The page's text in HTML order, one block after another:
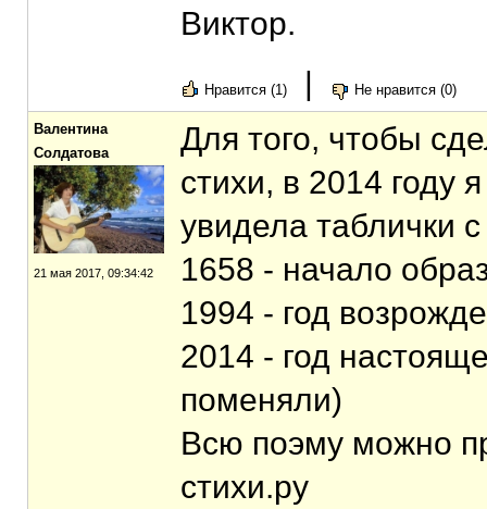
Виктор.
Нравится (1) | Не нравится (0)
Валентина
Солдатова
21 мая 2017, 09:34:42
Для того, чтобы
стихи, в 2014 году
увидела таблички
1658 - начало
1994 - год
2014 - год
поменяли)
Всю поэму можно
стихи.ру